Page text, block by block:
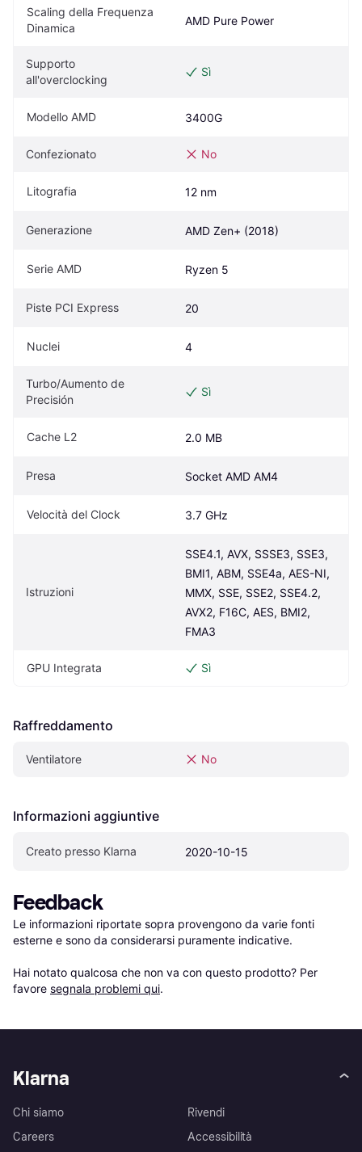
Scaling della Frequenza
Dinamica
AMD Pure Power
Supporto
all'overclocking
Sì
Modello AMD 3400G
Confezionato No
Litografia 12 nm
Generazione AMD Zen+ (2018)
Serie AMD Ryzen 5
Piste PCI Express 20
Nuclei 4
Turbo/Aumento de
Precisión
Sì
Cache L2 2.0 MB
Presa Socket AMD AM4
Velocità del Clock 3.7 GHz
Istruzioni
SSE4.1, AVX, SSSE3, SSE3,
BMI1, ABM, SSE4a, AES-NI,
MMX, SSE, SSE2, SSE4.2,
AVX2, F16C, AES, BMI2,
FMA3
GPU Integrata Sì
Raffreddamento
Ventilatore No
Informazioni aggiuntive
Creato presso Klarna 2020-10-15
Feedback
Le informazioni riportate sopra provengono da varie fonti
esterne e sono da considerarsi puramente indicative.
Hai notato qualcosa che non va con questo prodotto? Per
favore segnala problemi qui.
Klarna
Chi siamo
Careers
Rivendi
Accessibilità